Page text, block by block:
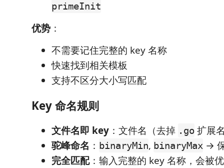
primeInit
优势 ：
不需要记住完整的 key 名称
快速找到相关模板
支持不区分大小写匹配
Key 命名规则
文件名即 key ：文件名（去掉 .go 扩展
驼峰命名 ： binaryMin, binaryMax →
完全匹配：输入完整的 key 名称，会被